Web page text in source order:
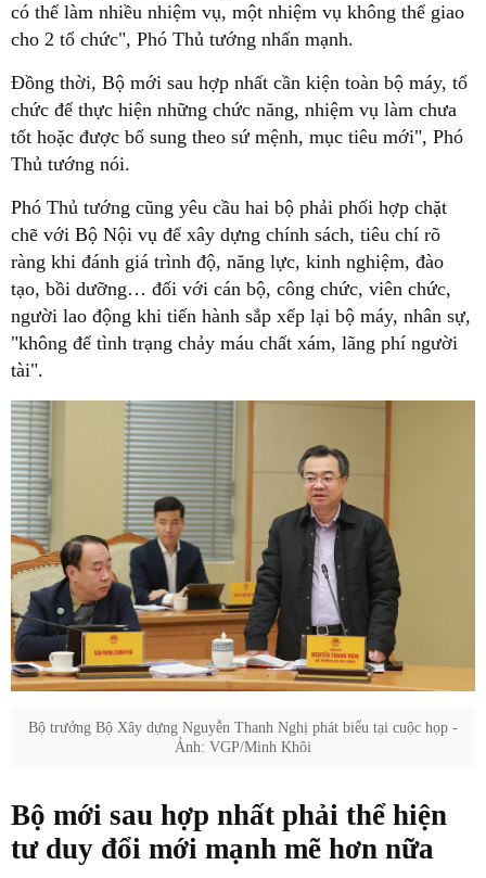
có thể làm nhiều nhiệm vụ, một nhiệm vụ không thể giao
cho 2 tổ chức", Phó Thủ tướng nhấn mạnh.
Đồng thời, Bộ mới sau hợp nhất cần kiện toàn bộ máy, tổ
chức để thực hiện những chức năng, nhiệm vụ làm chưa
tốt hoặc được bổ sung theo sứ mệnh, mục tiêu mới", Phó
Thủ tướng nói.
Phó Thủ tướng cũng yêu cầu hai bộ phải phối hợp chặt
chẽ với Bộ Nội vụ để xây dựng chính sách, tiêu chí rõ
ràng khi đánh giá trình độ, năng lực, kinh nghiệm, đào
tạo, bồi dưỡng… đối với cán bộ, công chức, viên chức,
người lao động khi tiến hành sắp xếp lại bộ máy, nhân sự,
"không để tình trạng chảy máu chất xám, lãng phí người
tài".
Bộ trưởng Bộ Xây dựng Nguyễn Thanh Nghị phát biểu tại cuộc họp -
Ảnh: VGP/Minh Khôi
Bộ mới sau hợp nhất phải thể hiện
tư duy đổi mới mạnh mẽ hơn nữa